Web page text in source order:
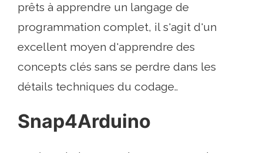
prêts à apprendre un langage de
programmation complet, il s'agit d'un
excellent moyen d'apprendre des
concepts clés sans se perdre dans les
détails techniques du codage..
Snap4Arduino